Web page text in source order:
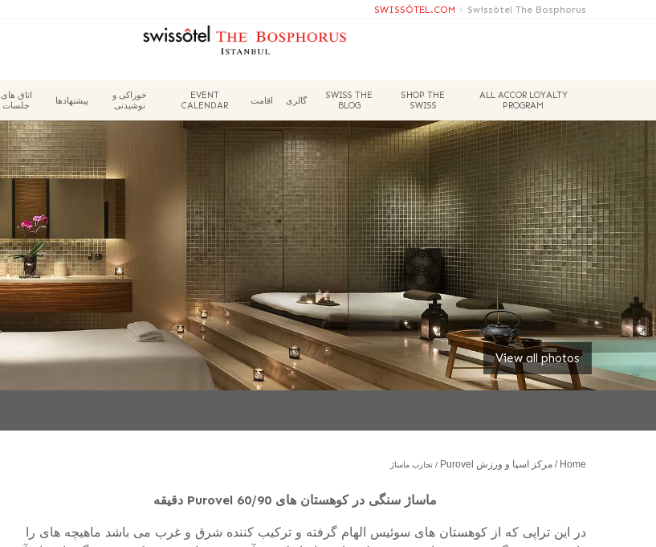
SWISSÔTEL.COM > Swissôtel The Bosphorus
ALL ACCOR LOYALTY
PROGRAM
SHOP THE
SWISS
SWISS THE
BLOG
گالری اقامت
EVENT
CALENDAR
خوراکی و
نوشیدنی
پیشنهادها
اتاق های
جلسات
View all photos
Home مرکز اسپا و ورزش Purovel تجارب ماساژ
ماساژ سنگی در کوهستان های Purovel 60/90 دقیقه
در این تراپی که از کوهستان های سوئیس الهام گرفته و ترکیب کننده شرق و غرب می باشد ماهیچه های را